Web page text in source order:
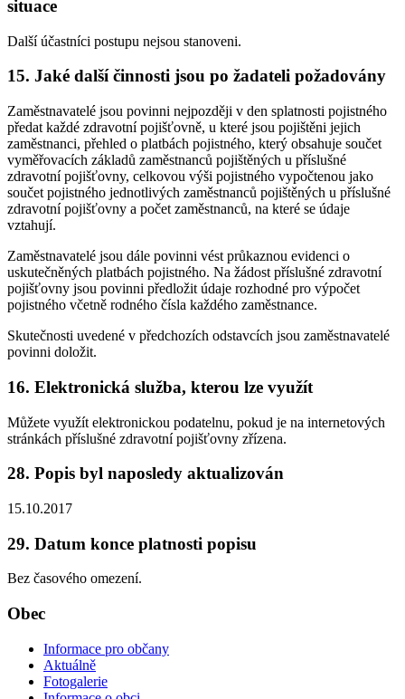
situace
Další účastníci postupu nejsou stanoveni.
15. Jaké další činnosti jsou po žadateli požadovány
Zaměstnavatelé jsou povinni nejpozději v den splatnosti pojistného
předat každé zdravotní pojišťovně, u které jsou pojištěni jejich
zaměstnanci, přehled o platbách pojistného, který obsahuje součet
vyměřovacích základů zaměstnanců pojištěných u příslušné
zdravotní pojišťovny, celkovou výši pojistného vypočtenou jako
součet pojistného jednotlivých zaměstnanců pojištěných u příslušné
zdravotní pojišťovny a počet zaměstnanců, na které se údaje
vztahují.
Zaměstnavatelé jsou dále povinni vést průkaznou evidenci o
uskutečněných platbách pojistného. Na žádost příslušné zdravotní
pojišťovny jsou povinni předložit údaje rozhodné pro výpočet
pojistného včetně rodného čísla každého zaměstnance.
Skutečnosti uvedené v předchozích odstavcích jsou zaměstnavatelé
povinni doložit.
16. Elektronická služba, kterou lze využít
Můžete využít elektronickou podatelnu, pokud je na internetových
stránkách příslušné zdravotní pojišťovny zřízena.
28. Popis byl naposledy aktualizován
15.10.2017
29. Datum konce platnosti popisu
Bez časového omezení.
Obec
Informace pro občany
Aktuálně
Fotogalerie